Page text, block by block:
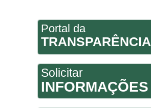
Portal da
TRANSPARÊNCIA
Solicitar
INFORMAÇÕES